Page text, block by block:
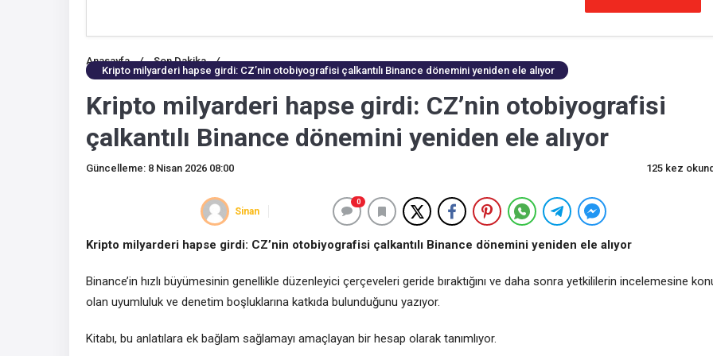
Anasayfa / Son Dakika
/
Kripto milyarderi hapse girdi: CZ’nin otobiyografisi çalkantılı Binance dönemini yeniden ele alıyor
Kripto milyarderi hapse girdi: CZ’nin otobiyografisi
çalkantılı Binance dönemini yeniden ele alıyor
Güncelleme: 8 Nisan 2026 08:00 125 kez
Sinan
0
Kripto milyarderi hapse girdi: CZ’nin otobiyografisi çalkantılı Binance dönemini yeniden ele alıyor
Binance’in hızlı büyümesinin genellikle düzenleyici çerçeveleri geride bıraktığını ve daha sonra yetkililerin incelemesine
olan uyumluluk ve denetim boşluklarına katkıda bulunduğunu yazıyor.
Kitabı, bu anlatılara ek bağlam sağlamayı amaçlayan bir hesap olarak tanımlıyor.